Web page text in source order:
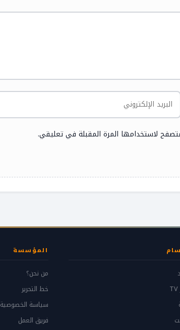
لاستخدامها المرة المقبلة في تعليقي.
المؤسسة
من نحن؟
خط التحرير
سياسة الخصوصية
فريق العمل